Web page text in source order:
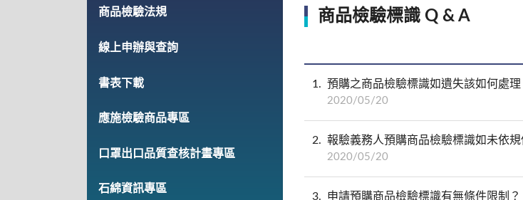
商品檢驗法規
線上申辦與查詢
書表下載
應施檢驗商品專區
口罩出口品質查核計畫專區
石綿資訊專區
商品檢驗標識 Q & A
1 預購之商品檢驗標識如遺失該如何處理
2020/05/20
2 報驗義務人預購商品檢驗標識如未依規
2020/05/20
3 申請預購商品檢驗標識有無條件限制？